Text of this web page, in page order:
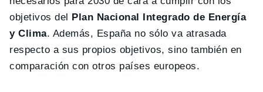
objetivos del
Plan Nacional Integrado de Energía
y Clima. Además, España no sólo va atrasada
respecto a sus propios objetivos, sino también en
comparación con otros países europeos.